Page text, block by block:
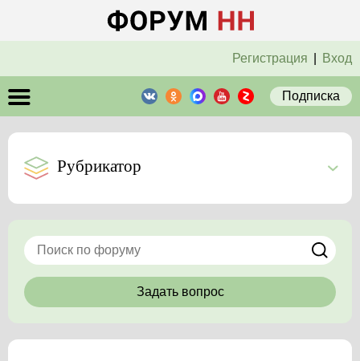
Регистрация Вход
Подписка
Рубрикатор
Задать вопрос